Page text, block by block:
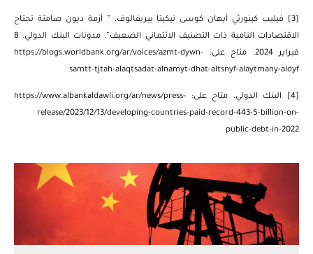
[3]
فيليب كينورثي أيهان كوسى نيكيتا بيريفالوف، ” أزمة ديون صامتة تجتاح
الاقتصادات النامية ذات التصنيف الائتماني الضعيف”. مدونات البنك الدولي. 8
فبراير 2024. متاح على:
https://blogs.worldbank.org/ar/voices/azmt-dywn-
samtt-tjtah-alaqtsadat-alnamyt-dhat-altsnyf-alaytmany-aldyf
[4] البنك الدولي، متاح على: https://www.albankaldawli.org/ar/news/press-
release/2023/12/13/developing-countries-paid-record-443-5-billion-on-
public-debt-in-2022